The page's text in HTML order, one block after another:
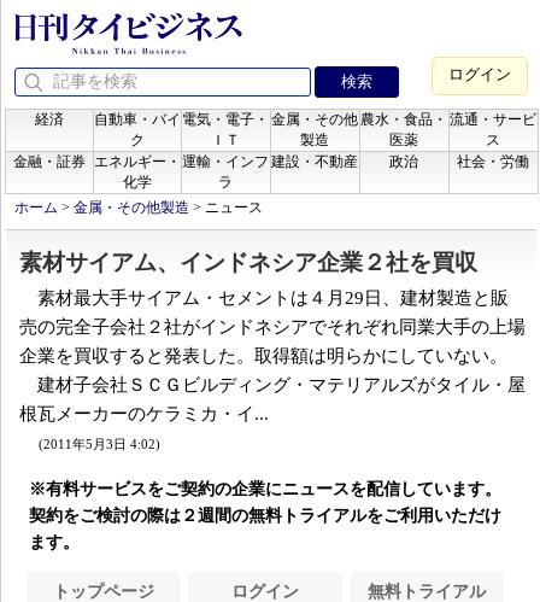
ログイン
経済
自動車・バイ
ク
電気・電子・
ＩＴ
金属・その他
製造
農水・食品・
医薬
流通・サービ
ス
金融・証券
エネルギー・
化学
運輸・インフ
ラ
建設・不動産 政治 社会・労働
ホーム > 金属・その他製造 > ニュース
素材サイアム、インドネシア企業２社を買収
素材最大手サイアム・セメントは４月29日、建材製造と販
売の完全子会社２社がインドネシアでそれぞれ同業大手の上場
企業を買収すると発表した。取得額は明らかにしていない。
建材子会社ＳＣＧビルディング・マテリアルズがタイル・屋
根瓦メーカーのケラミカ・イ...
(2011年5月3日 4:02)
※有料サービスをご契約の企業にニュースを配信しています。
契約をご検討の際は２週間の無料トライアルをご利用いただけ
ます。
トップページ ログイン 無料トライアル